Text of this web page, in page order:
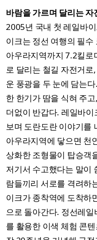
바람을 가르며 달리는 자
2005년 국내 첫 레일바
이크는 정선 여행의 필
아우라지역까지 7.2킬
로 달리는 철길 자전거
운 풍광을 두 눈에 담는
한 한기가 땀을 식혀 주
더없이 반갑다. 레일바
보며 도란도란 이야기를
아우라지역에 닿으면 천
상화한 조형물이 탑승객
저기서 수고했다는 말이
람들끼리 서로를 격려하
이크가 종착역에 도착하
으로 돌아간다. 정선레
를 활용한 이색 체험 콘